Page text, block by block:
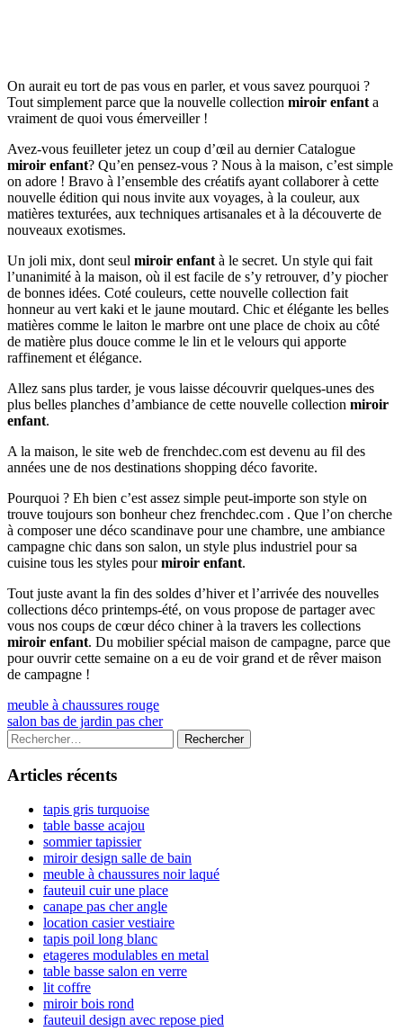
On aurait eu tort de pas vous en parler, et vous savez pourquoi ?
Tout simplement parce que la nouvelle collection miroir enfant a
vraiment de quoi vous émerveiller !
Avez-vous feuilleter jetez un coup d’œil au dernier Catalogue
miroir enfant? Qu’en pensez-vous ? Nous à la maison, c’est simple
on adore ! Bravo à l’ensemble des créatifs ayant collaborer à cette
nouvelle édition qui nous invite aux voyages, à la couleur, aux
matières texturées, aux techniques artisanales et à la découverte de
nouveaux exotismes.
Un joli mix, dont seul miroir enfant à le secret. Un style qui fait
l’unanimité à la maison, où il est facile de s’y retrouver, d’y piocher
de bonnes idées. Coté couleurs, cette nouvelle collection fait
honneur au vert kaki et le jaune moutard. Chic et élégante les belles
matières comme le laiton le marbre ont une place de choix au côté
de matière plus douce comme le lin et le velours qui apporte
raffinement et élégance.
Allez sans plus tarder, je vous laisse découvrir quelques-unes des
plus belles planches d’ambiance de cette nouvelle collection miroir
enfant.
A la maison, le site web de frenchdec.com est devenu au fil des
années une de nos destinations shopping déco favorite.
Pourquoi ? Eh bien c’est assez simple peut-importe son style on
trouve toujours son bonheur chez frenchdec.com . Que l’on cherche
à composer une déco scandinave pour une chambre, une ambiance
campagne chic dans son salon, un style plus industriel pour sa
cuisine tous les styles pourmiroir enfant.
Tout juste avant la fin des soldes d’hiver et l’arrivée des nouvelles
collections déco printemps-été, on vous propose de partager avec
vous nos coups de cœur déco chiner à la travers les collections
miroir enfant. Du mobilier spécial maison de campagne, parce que
pour ouvrir cette semaine on a eu de voir grand et de rêver maison
de campagne !
Navigation
de
l’article
Previous
article:
meuble à chaussures rouge
Next
article:
salon bas de jardin pas cher
Colonne
latérale
principale
Rechercher :
Articles récents
tapis gris turquoise
table basse acajou
sommier tapissier
miroir design salle de bain
meuble à chaussures noir laqué
fauteuil cuir une place
canape pas cher angle
location casier vestiaire
tapis poil long blanc
etageres modulables en metal
table basse salon en verre
lit coffre
miroir bois rond
fauteuil design avec repose pied